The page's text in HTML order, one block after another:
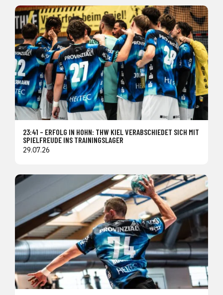
23:41 – ERFOLG IN HOHN: THW KIEL VERABSCHIEDET SICH MIT
SPIELFREUDE INS TRAININGSLAGER
29.07.26